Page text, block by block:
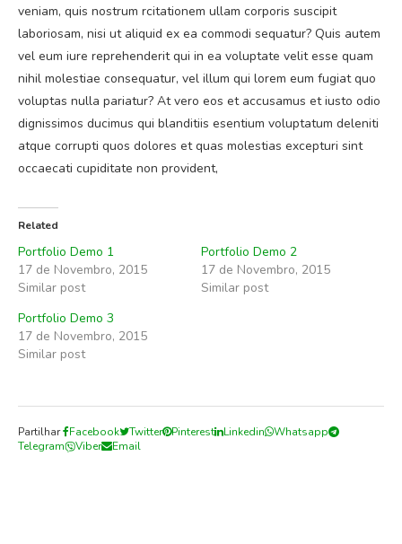
veniam, quis nostrum rcitationem ullam corporis suscipit
laboriosam, nisi ut aliquid ex ea commodi sequatur? Quis autem
vel eum iure reprehenderit qui in ea voluptate velit esse quam
nihil molestiae consequatur, vel illum qui lorem eum fugiat quo
voluptas nulla pariatur? At vero eos et accusamus et iusto odio
dignissimos ducimus qui blanditiis esentium voluptatum deleniti
atque corrupti quos dolores et quas molestias excepturi sint
occaecati cupiditate non provident,
Related
Portfolio Demo 1
17 de Novembro, 2015
Similar post
Portfolio Demo 2
17 de Novembro, 2015
Similar post
Portfolio Demo 3
17 de Novembro, 2015
Similar post
Partilhar Facebook Twitter Pinterest Linkedin
Whatsapp
Telegram
Viber Email